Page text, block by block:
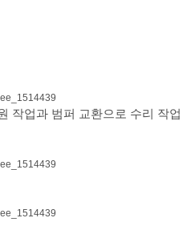
작업과 범퍼 교환으로 수리 작업